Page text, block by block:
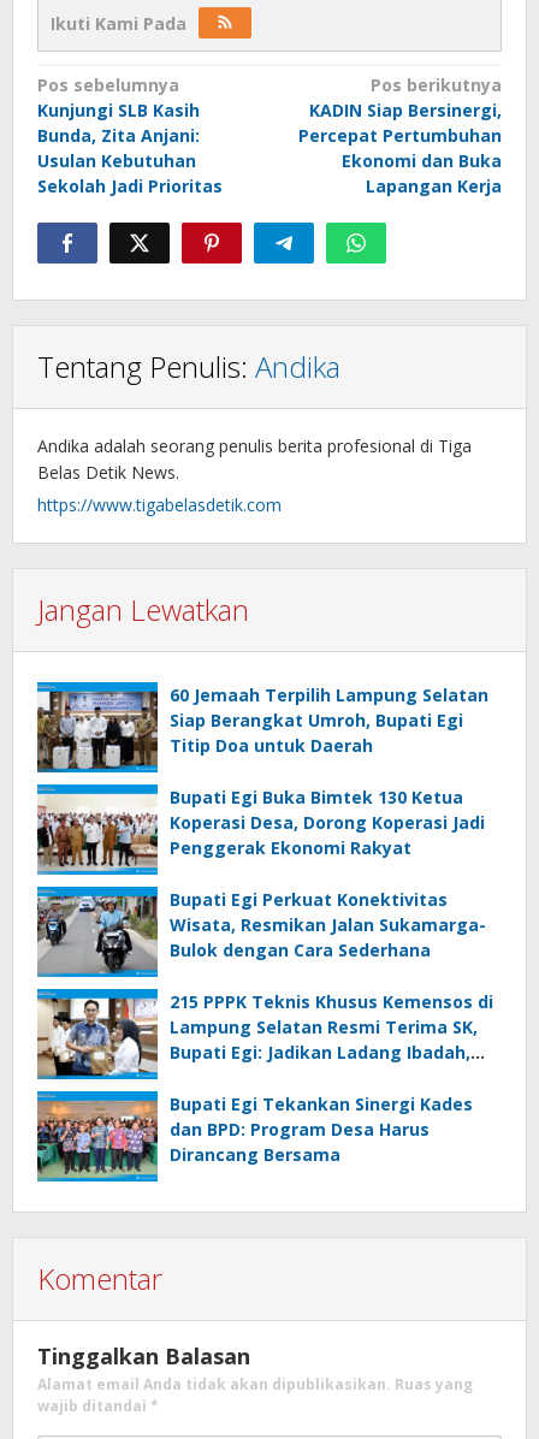
Ikuti Kami Pada
Navigasi
pos
Pos sebelumnya
Kunjungi SLB Kasih
Bunda, Zita Anjani:
Usulan Kebutuhan
Sekolah Jadi Prioritas
Pos berikutnya
KADIN Siap Bersinergi,
Percepat Pertumbuhan
Ekonomi dan Buka
Lapangan Kerja
Tentang Penulis: Andika
Andika adalah seorang penulis berita profesional di Tiga
Belas Detik News.
https://www.tigabelasdetik.com
Jangan Lewatkan
60 Jemaah Terpilih Lampung Selatan
Siap Berangkat Umroh, Bupati Egi
Titip Doa untuk Daerah
Bupati Egi Buka Bimtek 130 Ketua
Koperasi Desa, Dorong Koperasi Jadi
Penggerak Ekonomi Rakyat
Bupati Egi Perkuat Konektivitas
Wisata, Resmikan Jalan Sukamarga-
Bulok dengan Cara Sederhana
215 PPPK Teknis Khusus Kemensos di
Lampung Selatan Resmi Terima SK,
Bupati Egi: Jadikan Ladang Ibadah,
Bupati Egi Tekankan Sinergi Kades
dan BPD: Program Desa Harus
Dirancang Bersama
Komentar
Tinggalkan Balasan
Alamat email Anda tidak akan dipublikasikan. Ruas yang
wajib ditandai *